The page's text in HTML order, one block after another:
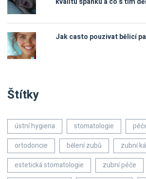
Jak casto pouzivat bělicí
Štítky
ústní hygiena stomatologie
ortodoncie
bělení zubů
zubní
estetická stomatologie
zubní péče